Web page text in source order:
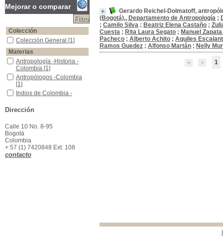
Gerardo Reichel-Dolmatoff,
(Bogotá)., Departamento de Antropología ;
; Camilo Silva ; Beatriz Elena Castaño ;
Cuesta ; Rita Laura Segato ; Manuel
Pacheco ; Alberto Achito ; Aquiles
Ramos Guedez ; Alfonso Martán ; Nelly
1
Mejorar o comparar
Colección
Colección General
Colección General [1]
Materias
Antropología -Historia -Colombia
Antropología -Historia -
Colombia [1]
Antropólogos -Colombia
Antropólogos -Colombia
[1]
Indios de Colombia -Fotografias
Indios de Colombia -
Dirección
Calle 10 No. 8-95
Bogotá
Colombia
+ 57 (1) 7420848 Ext. 108
contacto